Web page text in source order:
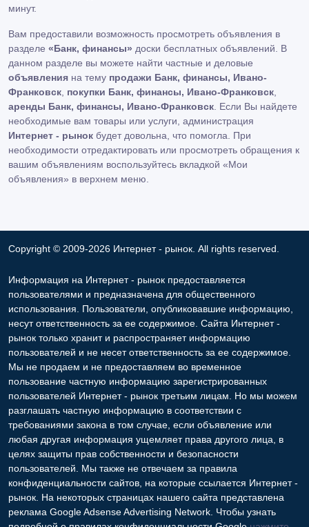
минут.
Вам предоставили возможность просмотреть объявления в
разделе «Банк, финансы» доски бесплатных объявлений. В
данном разделе вы можете найти частные и деловые
объявления на тему продажи Банк, финансы, Ивано-
Франковск покупки Банк, финансы, Ивано-Франковск
аренды Банк, финансы, Ивано-Франковск . Если Вы найдете
необходимые вам товары или услуги, администрация
Интернет - рынок будет довольна, что помогла. При
необходимости отредактировать или просмотреть обращения к
вашим объявлениям воспользуйтесь вкладкой «Мои
объявления» в верхнем меню.
Copyright © 2009-2026 Интернет - рынок. All rights reserved.
Информация на Интернет - рынок предоставляется
пользователями и предназначена для общественного
использования. Пользователи, опубликовавшие информацию,
несут ответственность за ее содержимое. Сайта Интернет -
рынок только хранит и распространяет информацию
пользователей и не несет ответственность за ее содержимое.
Мы не продаем и не предоставляем во временное
пользование частную информацию зарегистрированных
пользователей Интернет - рынок третьим лицам. Но мы можем
разглашать частную информацию в соответствии с
требованиями закона в том случае, если объявление или
любая другая информация ущемляет права другого лица, в
целях защиты прав собственности и безопасности
пользователей. Мы также не отвечаем за правила
конфиденциальности сайтов, на которые ссылается Интернет -
рынок. На некоторых страницах нашего сайта представлена
реклама Google Adsense Advertising Network. Чтобы узнать